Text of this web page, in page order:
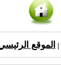
الموقع